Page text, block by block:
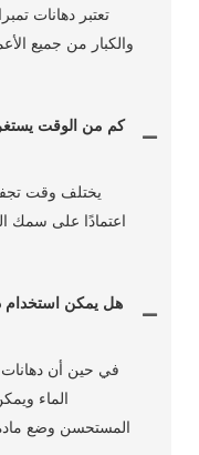
والكبار من جميع
كم من الوقت
اعتمادًا على سمك
الماء
المستحسن وضع